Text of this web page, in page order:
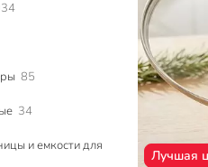
85
34
и емкости для
Лучшая